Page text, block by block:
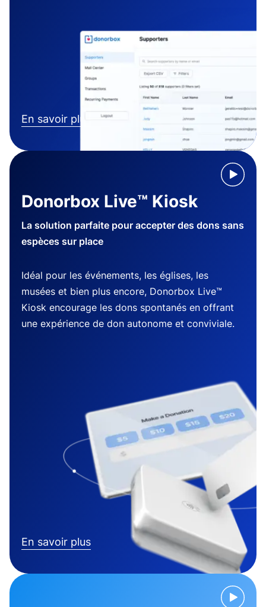
En savoir plus
Donorbox Live™ Kiosk
La solution parfaite pour accepter des dons sans
espèces sur place
Idéal pour les événements, les églises, les
musées et bien plus encore, Donorbox Live™
Kiosk encourage les dons spontanés en offrant
une expérience de don autonome et conviviale.
En savoir plus